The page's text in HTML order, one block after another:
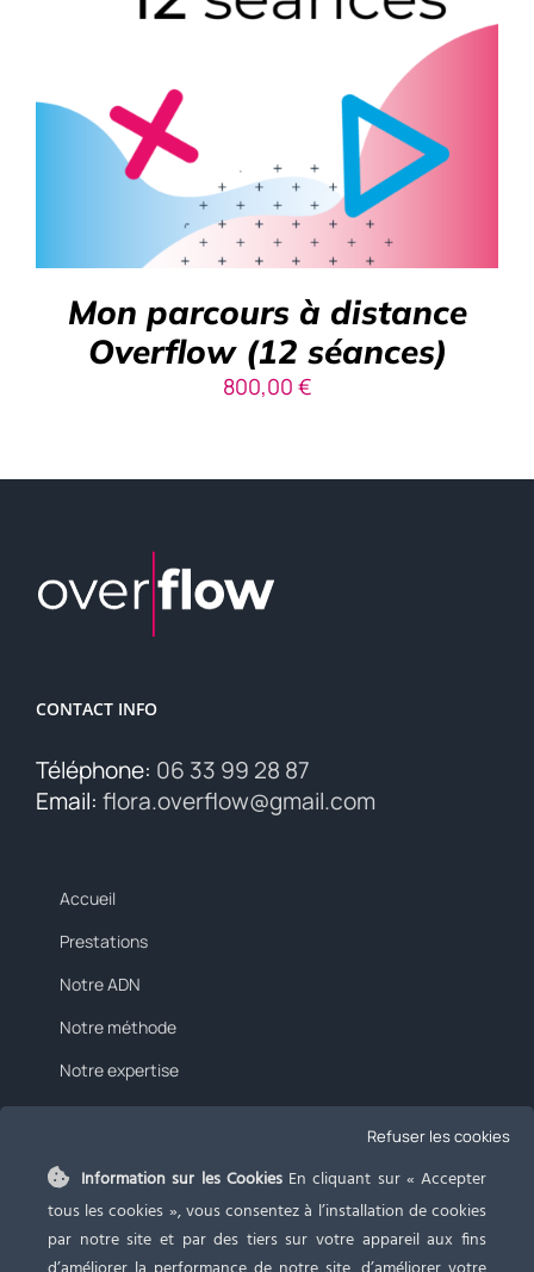
Mon parcours à distance
Overflow (12 séances)
800,00 €
CONTACT INFO
Téléphone: 06 33 99 28 87
Email: flora.overflow@gmail.com
Accueil
Prestations
Notre ADN
Notre méthode
Notre expertise
Tarifs
Contact
Refuser les cookies
Information sur les CookiesEn cliquant sur « Accepter
tous les cookies », vous consentez à l’installation de cookies
par notre site et par des tiers sur votre appareil aux fins